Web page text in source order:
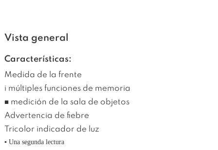
Vista general
Características:
Medida de la frente
i múltiples funciones de memoria
■ medición de la sala de objetos
Advertencia de fiebre
Tricolor indicador de luz
▪ Una segunda lectura